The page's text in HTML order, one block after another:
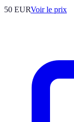
50 EURVoir le prix